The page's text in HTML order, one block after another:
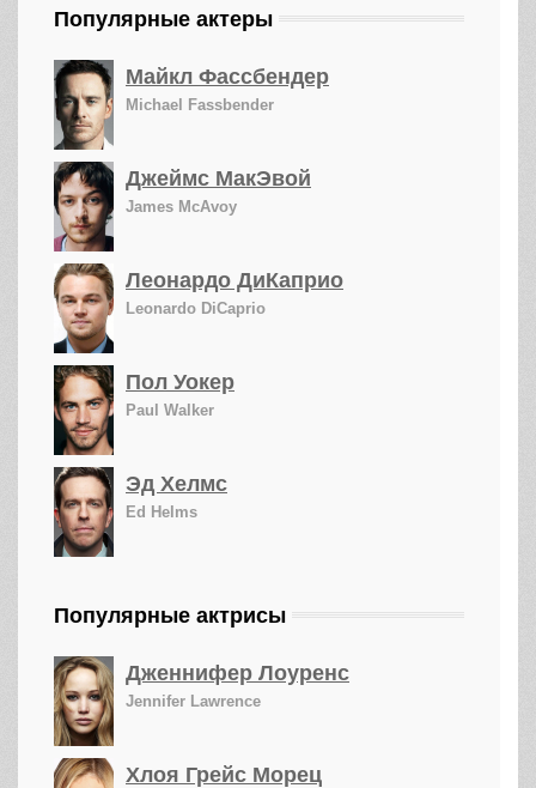
Популярные актеры
Майкл Фассбендер
Michael Fassbender
Джеймс МакЭвой
James McAvoy
Леонардо ДиКаприо
Leonardo DiCaprio
Пол Уокер
Paul Walker
Эд Хелмс
Ed Helms
Популярные актрисы
Дженнифер Лоуренс
Jennifer Lawrence
Хлоя Грейс Морец